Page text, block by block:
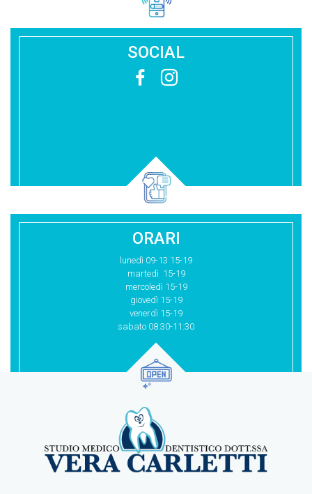
SOCIAL
ORARI
lunedì 09-13 15-19
martedì 15-19
mercoledì 15-19
giovedì 15-19
venerdì 15-19
sabato 08:30-11:30